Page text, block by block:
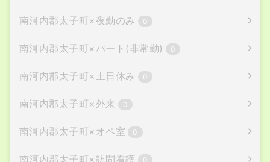
南河内郡太子町× 夜勤のみ 0
南河内郡太子町× パート(非常勤) 0
南河内郡太子町× 土日休み 0
南河内郡太子町×外来 0
南河内郡太子町× オペ室 0
南河内郡太子町×訪問看護 0